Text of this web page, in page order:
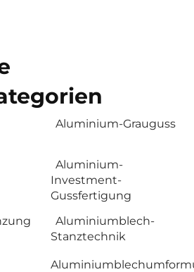
Aluminium-Grauguss
Aluminium-
Investment-
Gussfertigung
Aluminiumblech-
Stanztechnik